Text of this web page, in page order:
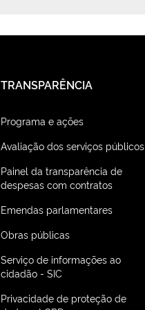
TRANSPARÊNCIA
Programa e ações
Avaliação dos serviços públicos
Painel da transparência de
despesas com contratos
Emendas parlamentares
Obras públicas
Serviço de informações ao
cidadão - SIC
Privacidade de proteção de